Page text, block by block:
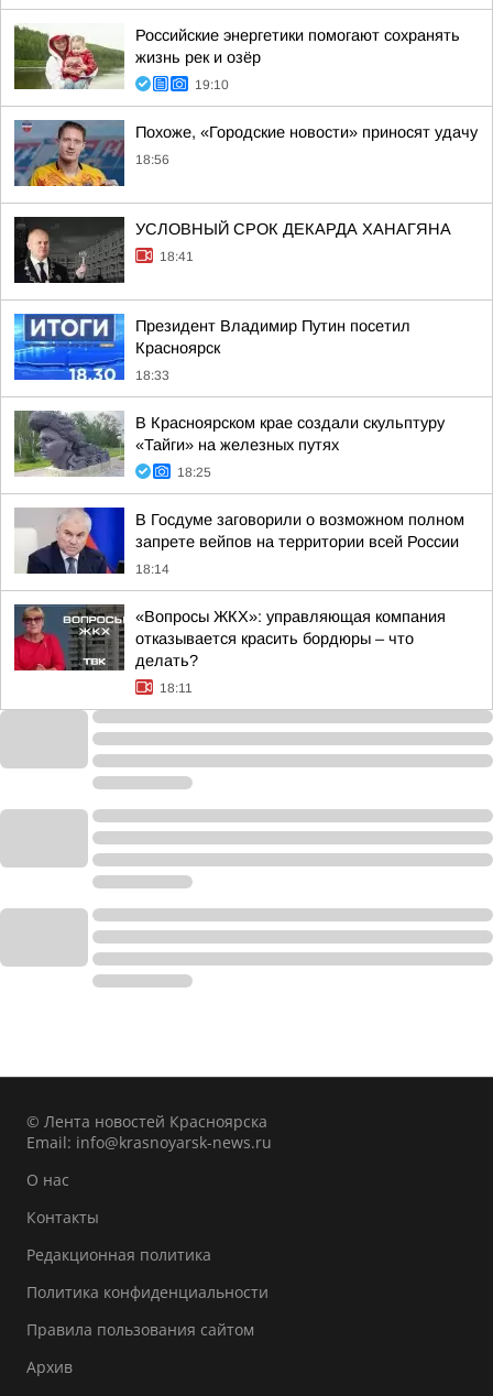
Российские энергетики помогают сохранять
жизнь рек и озёр
19:10
Похоже, «Городские новости» приносят удачу
18:56
УСЛОВНЫЙ СРОК ДЕКАРДА ХАНАГЯНА
18:41
Президент Владимир Путин посетил
Красноярск
18:33
В Красноярском крае создали скульптуру
«Тайги» на железных путях
18:25
В Госдуме заговорили о возможном полном
запрете вейпов на территории всей России
18:14
«Вопросы ЖКХ»: управляющая компания
отказывается красить бордюры – что
делать?
18:11
© Лента новостей Красноярска
Email: info@krasnoyarsk-news.ru
О нас
Контакты
Редакционная политика
Политика конфиденциальности
Правила пользования сайтом
Архив